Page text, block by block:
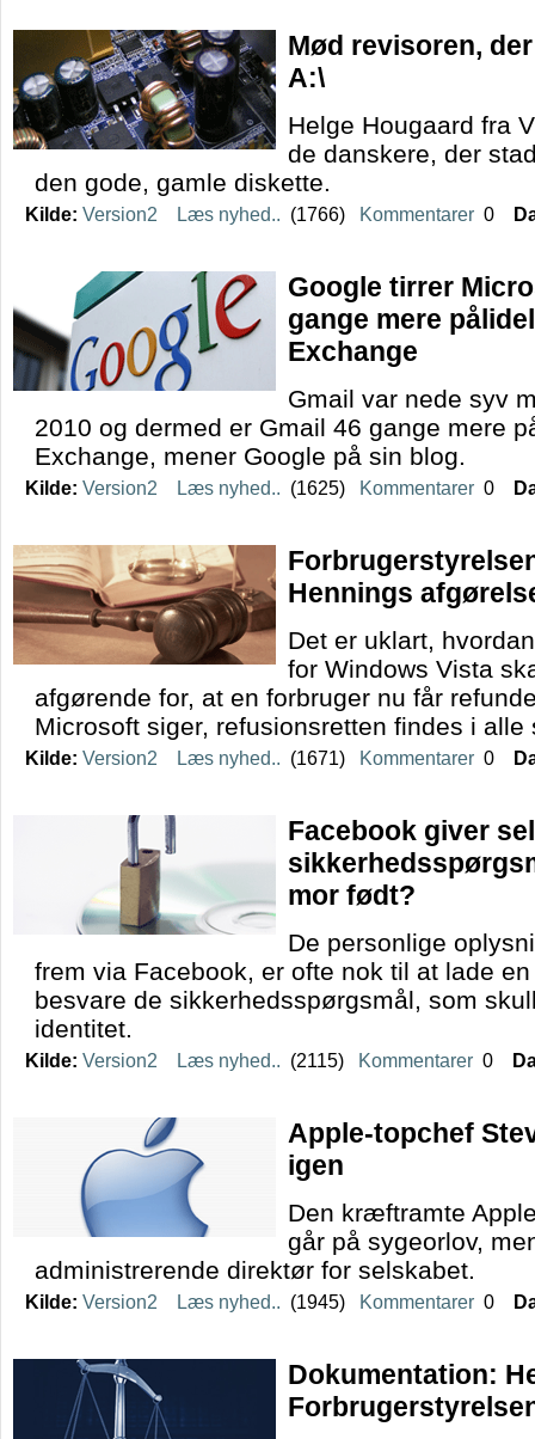
Mød revisoren,
A:\
Helge Hougaard fra
de danskere, der
den gode, gamle diskette.
Kilde: Version2 Læs nyhed.. (1766) Kommentarer 0
Google tirrer
gange mere
Exchange
Gmail var nede syv
2010 og dermed er Gmail 46 gange mere
Exchange, mener Google på sin blog.
Kilde: Version2 Læs nyhed.. (1625) Kommentarer 0
Hennings
Det er uklart,
for Windows Vista
afgørende for, at en forbruger nu får
Microsoft siger, refusionsretten findes i alle
Kilde: Version2 Læs nyhed.. (1671) Kommentarer 0
Facebook giver
mor født?
De personlige
frem via Facebook, er ofte nok til at lade
besvare de sikkerhedsspørgsmål, som
identitet.
Kilde: Version2 Læs nyhed.. (2115) Kommentarer 0
Apple-topchef
igen
Den kræftramte
går på sygeorlov,
administrerende direktør for selskabet.
Kilde: Version2 Læs nyhed.. (1945) Kommentarer 0
Dokumentation: